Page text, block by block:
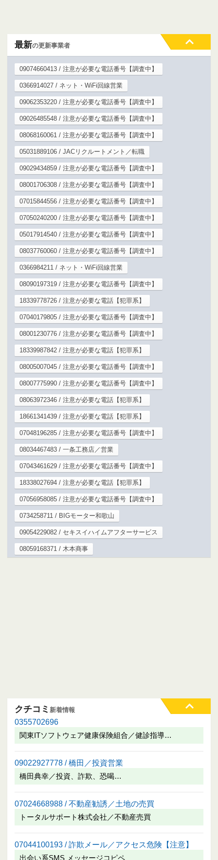
最新の更新事業者
09074660413 / 注意が必要な電話番号【調査中】
0366914027 / ネット・WiFi回線営業
09062353220 / 注意が必要な電話番号【調査中】
09026485548 / 注意が必要な電話番号【調査中】
08068160061 / 注意が必要な電話番号【調査中】
05031889106 / JACリクルートメント／転職
09029434859 / 注意が必要な電話番号【調査中】
08001706308 / 注意が必要な電話番号【調査中】
07015844556 / 注意が必要な電話番号【調査中】
07050240200 / 注意が必要な電話番号【調査中】
05017914540 / 注意が必要な電話番号【調査中】
08037760060 / 注意が必要な電話番号【調査中】
0366984211 / ネット・WiFi回線営業
08090197319 / 注意が必要な電話番号【調査中】
18339778726 / 注意が必要な電話【犯罪系】
07040179805 / 注意が必要な電話番号【調査中】
08001230776 / 注意が必要な電話番号【調査中】
18339987842 / 注意が必要な電話【犯罪系】
08005007045 / 注意が必要な電話番号【調査中】
08007775990 / 注意が必要な電話番号【調査中】
08063972346 / 注意が必要な電話【犯罪系】
18661341439 / 注意が必要な電話【犯罪系】
07048196285 / 注意が必要な電話番号【調査中】
08034467483 / 一条工務店／営業
07043461629 / 注意が必要な電話番号【調査中】
18338027694 / 注意が必要な電話【犯罪系】
07056958085 / 注意が必要な電話番号【調査中】
0734258711 / BIGモーター和歌山
09054229082 / セキスイハイムアフターサービス
08059168371 / 木本商事
クチコミ 新着情報
0355702696
関東ITソフトウェア健康保険組合／健診指導…
09022927778 / 橋田／投資営業
橋田典幸／投資、詐欺、恐喝…
07024668988 / 不動産勧誘／土地の売買
トータルサポート株式会社／不動産売買
07044100193 / 詐欺メール／アクセス危険【注意】
出会い系SMS メッセージコピペ